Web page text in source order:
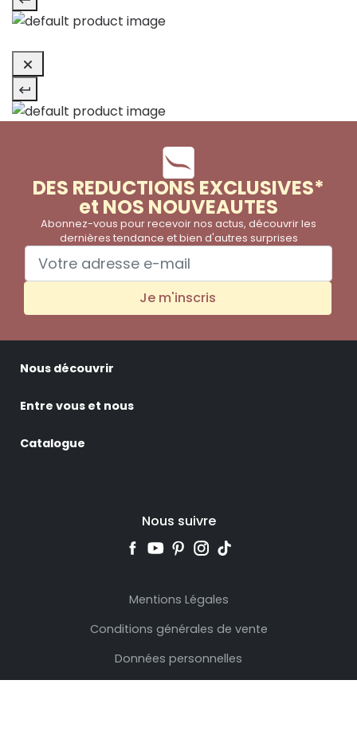
DES REDUCTIONS EXCLUSIVES*
et NOS NOUVEAUTES
Abonnez-vous pour recevoir nos actus, découvrir les
dernières tendance et bien d'autres surprises
Je m'inscris
Nous découvrir
Entre vous et nous
Catalogue
Nous suivre
Mentions Légales
Conditions générales de vente
Données personnelles